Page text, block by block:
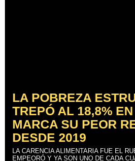
LA POBREZA
TREPÓ AL 18,8%
MARCA SU PEOR
DESDE 2019
LA CARENCIA ALIMENTARIA FUE EL
EMPEORÓ Y YA SON UNO DE CADA